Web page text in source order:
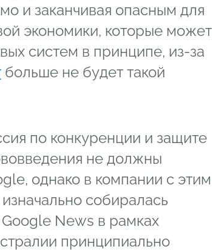
и заканчивая опасным для
экономики, которые может
систем в принципе, из-за
больше не будет такой
по конкуренции и защите
не должны
однако в компании с этим
собиралась
News в рамках
принципиально